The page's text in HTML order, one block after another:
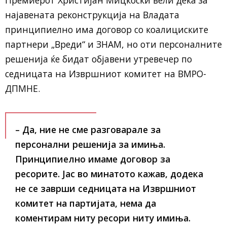
најавената реконструкција на Владата
принципиелно има договор со коалициските
партнери „Вреди“ и ЗНАМ, но оти персоналните
решенија ќе бидат објавени утревечер по
седницата на Извршниот комитет на ВМРО-
ДПМНЕ.
– Да, ние не сме разговарале за
персонални решенија за имиња.
Принципиелно имаме договор за
ресорите. Јас во минатото кажав, додека
не се заврши седницата на Извршниот
комитет на партијата, нема да
коментирам ниту ресори ниту имиња.